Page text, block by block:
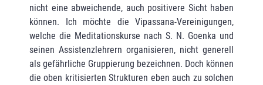
nicht eine abweichende, auch positivere Sicht haben
können. Ich möchte die Vipassana-Vereinigungen,
welche die Meditationskurse nach S. N. Goenka und
seinen Assistenzlehrern organisieren, nicht generell
als gefährliche Gruppierung bezeichnen. Doch können
die oben kritisierten Strukturen eben auch zu solchen